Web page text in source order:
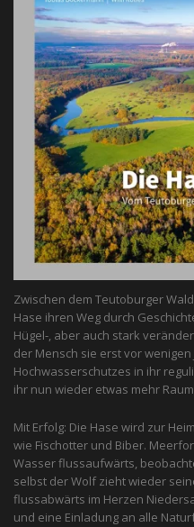
Zwischen dem Teutoburger
Hase ihren Weg durch
Hügel-, aber auch stark
der Mensch sie erst vor
Hochwasserschutzes in ihr
ihr nun wieder etwas mehr
Mit Erfolg: Die Hase wird zur
wie Fischotter und Biber.
Wasser flussaufwärts,
selbst der Wolf zieht wieder
flussabwärts im Herzen
und eine Einladung an alle